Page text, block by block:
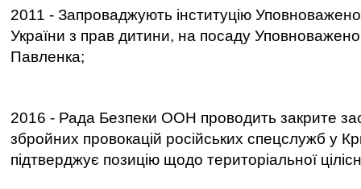
2011 - Запроваджують інституцію
України з прав дитини, на посаду
Павленка;
2016 - Рада Безпеки ООН проводить закрите
збройних провокацій російських спецслужб у
підтверджує позицію щодо територіальної